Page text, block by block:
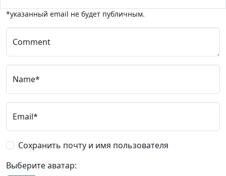
*указанный email не будет публичным.
Comment
Name*
Email*
Сохранить почту и имя пользователя
Выберите аватар: